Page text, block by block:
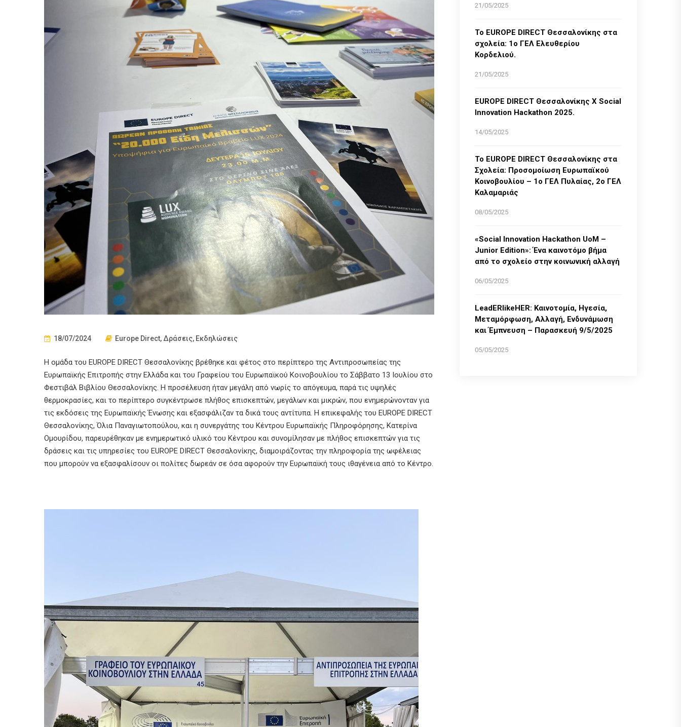
18/07/2024 Europe Direct, Δράσεις, Εκδηλώσεις
Η ομάδα του EUROPE DIRECT Θεσσαλονίκης βρέθηκε και φέτος στο περίπτερο της Αντιπροσωπείας της
Ευρωπαϊκής Επιτροπής στην Ελλάδα και του Γραφείου του Ευρωπαϊκού Κοινοβουλίου το Σάββατο 13 Ιουλίου στο
Φεστιβάλ Βιβλίου Θεσσαλονίκης. Η προσέλευση ήταν μεγάλη από νωρίς το απόγευμα, παρά τις υψηλές
θερμοκρασίες, και το περίπτερο συγκέντρωσε πλήθος επισκεπτών, μεγάλων και μικρών, που ενημερώνονταν για
τις εκδόσεις της Ευρωπαϊκής Ένωσης και εξασφάλιζαν τα δικά τους αντίτυπα. Η επικεφαλής του EUROPE DIRECT
Θεσσαλονίκης, Όλια Παναγιωτοπούλου, και η συνεργάτης του Κέντρου Ευρωπαϊκής Πληροφόρησης, Κατερίνα
Ομουρίδου, παρευρέθηκαν με ενημερωτικό υλικό του Κέντρου και συνομίλησαν με πλήθος επισκεπτών για τις
δράσεις και τις υπηρεσίες του EUROPE DIRECT Θεσσαλονίκης, διαμοιράζοντας την πληροφορία της ωφέλειας
που μπορούν να εξασφαλίσουν οι πολίτες δωρεάν σε όσα αφορούν την Ευρωπαϊκή τους ιθαγένεια από το Κέντρο.
21/05/2025
Το EUROPE DIRECT Θεσσαλονίκης στα
σχολεία: 1ο ΓΕΛ Ελευθερίου
Κορδελιού.
21/05/2025
EUROPE DIRECT Θεσσαλονίκης Χ Social
Innovation Hackathon 2025.
14/05/2025
Το EUROPE DIRECT Θεσσαλονίκης στα
Σχολεία: Προσομοίωση Ευρωπαϊκού
Κοινοβουλίου – 1ο ΓΕΛ Πυλαίας, 2ο ΓΕΛ
Καλαμαριάς
08/05/2025
«Social Innovation Hackathon UoM –
Junior Edition»: Ένα καινοτόμο βήμα
από το σχολείο στην κοινωνική αλλαγή
06/05/2025
LeadERlikeHER: Καινοτομία, Ηγεσία,
Μεταμόρφωση, Αλλαγή, Ενδυνάμωση
και Έμπνευση – Παρασκευή 9/5/2025
05/05/2025